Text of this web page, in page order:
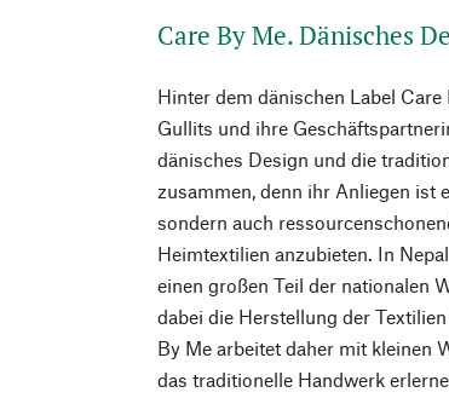
Care By Me. Dänisches
Hinter dem dänischen Label
Gullits und ihre
dänisches Design und die
zusammen, denn ihr Anliegen ist
sondern auch
Heimtextilien anzubieten. In
einen großen Teil der nationalen
dabei die Herstellung der
By Me arbeitet daher mit kleinen
das traditionelle Handwerk